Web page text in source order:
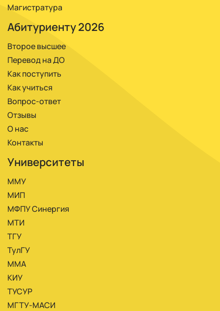
Магистратура
Абитуриенту 2026
Второе высшее
Перевод на ДО
Как поступить
Как учиться
Вопрос-ответ
Отзывы
О нас
Контакты
Университеты
ММУ
МИП
МФПУ Синергия
МТИ
ТГУ
ТулГУ
ММА
КИУ
ТУСУР
МГТУ-МАСИ